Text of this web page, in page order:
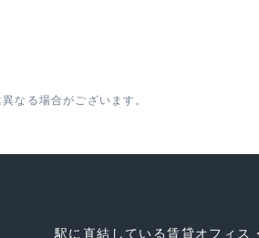
なる場合がございます。
駅に直結している賃貸オフィス